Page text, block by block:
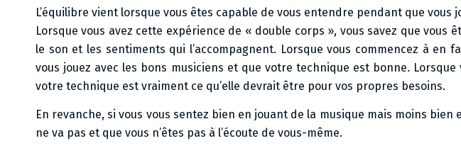
L’équilibre vient lorsque vous êtes capable de vous entendre pendant que
Lorsque vous avez cette expérience de « double corps », vous savez que
le son et les sentiments qui l’accompagnent. Lorsque vous commencez à en
vous jouez avec les bons musiciens et que votre technique est bonne. Lorsque
votre technique est vraiment ce qu’elle devrait être pour vos propres besoins.
En revanche, si vous vous sentez bien en jouant de la musique mais moins bien
ne va pas et que vous n’êtes pas à l’écoute de vous-même.